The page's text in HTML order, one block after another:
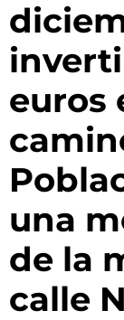
euros
una
de la
calle